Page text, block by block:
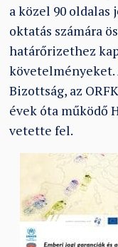
a közel 90
oktatás számára
határőrizethez
Bizottság, az
évek óta működő
vetette fel.